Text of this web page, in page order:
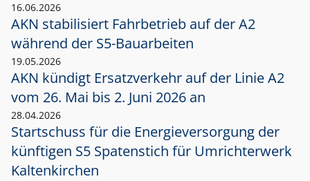
16.06.2026
AKN stabilisiert Fahrbetrieb auf der A2
während der S5-Bauarbeiten
19.05.2026
AKN kündigt Ersatzverkehr auf der Linie A2
vom 26. Mai bis 2. Juni 2026 an
28.04.2026
Startschuss für die Energieversorgung der
künftigen S5 Spatenstich für Umrichterwerk
Kaltenkirchen